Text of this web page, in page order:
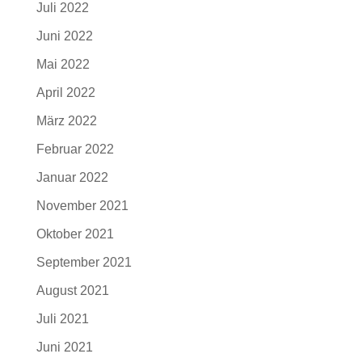
Juli 2022
Juni 2022
Mai 2022
April 2022
März 2022
Februar 2022
Januar 2022
November 2021
Oktober 2021
September 2021
August 2021
Juli 2021
Juni 2021